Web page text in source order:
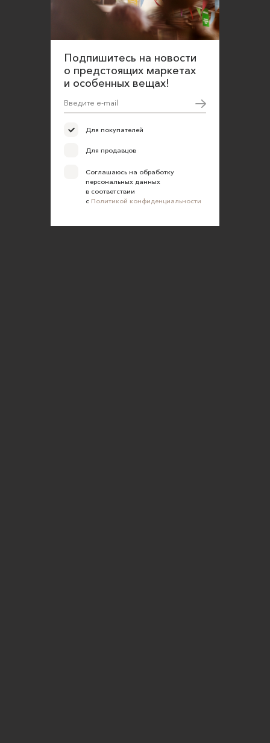
Подпишитесь на новости
о предстоящих маркетах
и особенных вещах!
Для покупателей
Для продавцов
Соглашаюсь на обработку
персональных данных
в соответствии
с Политикой конфиденциальности